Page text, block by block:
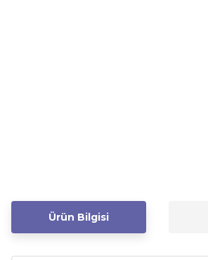
Ürün Bilgisi